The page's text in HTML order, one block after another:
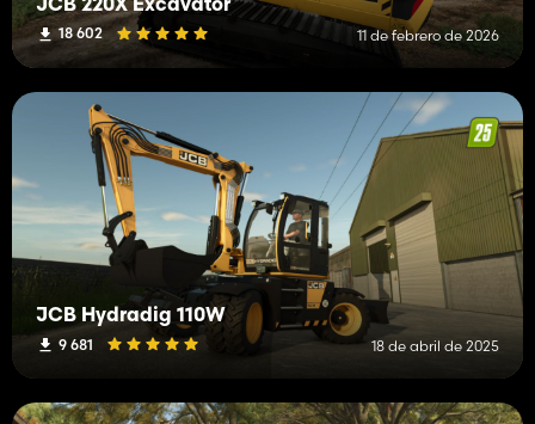
JCB 220X Excavator
18 602 11 de febrero de 2026
JCB Hydradig 110W
9 681 18 de abril de 2025